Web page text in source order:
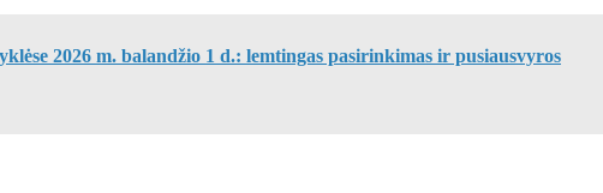
2026 m. balandžio 1 d.: lemtingas pasirinkimas ir pusiausvyros